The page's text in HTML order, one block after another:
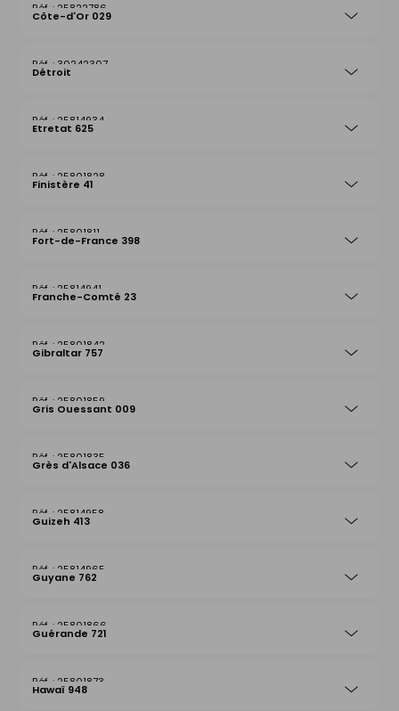
25822786
Côte-d'Or 029
30242307
Détroit
25814934
Etretat 625
25801828
Finistère 41
25801811
Fort-de-France 398
25814941
Franche-Comté 23
25801842
Gibraltar 757
25801859
Gris Ouessant 009
25801835
Grès d'Alsace 036
25814958
Guizeh 413
25814965
Guyane 762
25801866
Guérande 721
25801873
Hawaï 948